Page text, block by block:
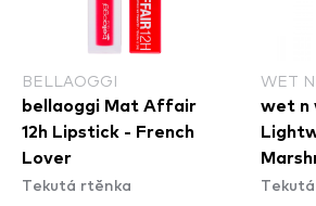
BELLAOGGI
bellaoggi Mat Affair
12h Lipstick - French
Lover
Tekutá rtěnka
WET
wet n